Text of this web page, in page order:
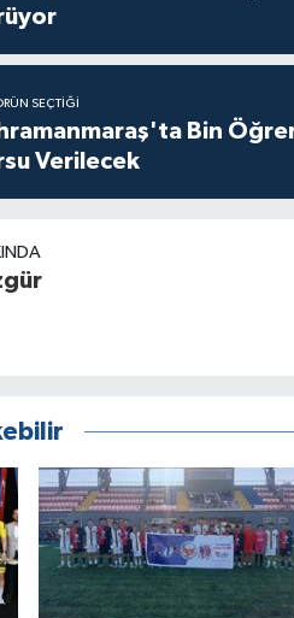
SEÇTIĞI
Bin
Verilecek